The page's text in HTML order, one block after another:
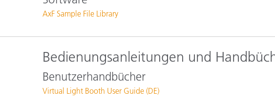
AxF Sample File Library
Bedienungsanleitungen und
Benutzerhandbücher
Virtual Light Booth User Guide (DE)